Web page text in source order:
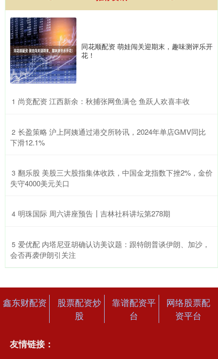
同花顺配资 萌娃闯关迎期末，趣味测评乐开
花！
1 ​尚竞配资 江西新余：秋捕张网鱼满仓 鱼跃人欢喜丰收
2 ​长盈策略 沪上阿姨通过港交所聆讯，2024年单店GMV同比
下滑12.1%
3 ​翻乐股 美股三大股指集体收跌，中国金龙指数下挫2%，金价
失守4000美元关口
4 ​明珠国际 周六讲座预告┃吉林社科讲坛第278期
5 ​爱优配 内塔尼亚胡确认访美议题：跟特朗普谈伊朗、加沙，
会否再袭伊朗引关注
鑫东财配资
股票配资炒
股
靠谱配资平
台
网络股票配
资平台
友情链接：